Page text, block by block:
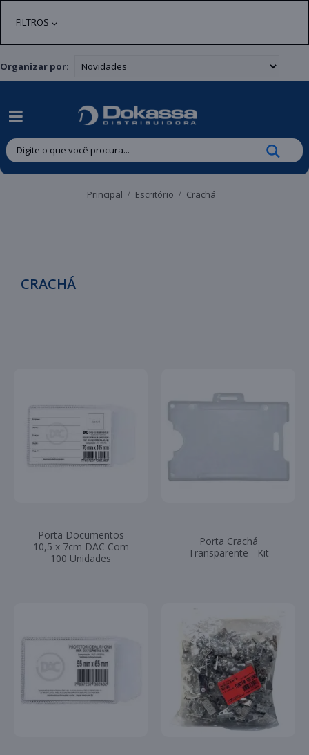
FILTROS
Organizar por:
Principal Escritório Crachá
CRACHÁ
Porta Documentos
10,5 x 7cm DAC Com
100 Unidades
Porta Crachá
Transparente - Kit